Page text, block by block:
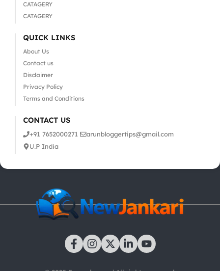
CATAGERY
CATAGERY
QUICK LINKS
About Us
Contact us
Disclaimer
Privacy Policy
Terms and Conditions
CONTACT US
+91 7652000271
arunbloggertips@gmail.com
U.P India